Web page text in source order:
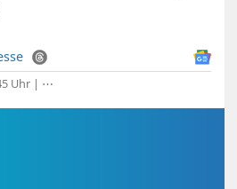
Uhr | ⋯